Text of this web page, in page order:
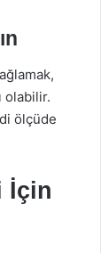
olabilir.
ölçüde
İçin